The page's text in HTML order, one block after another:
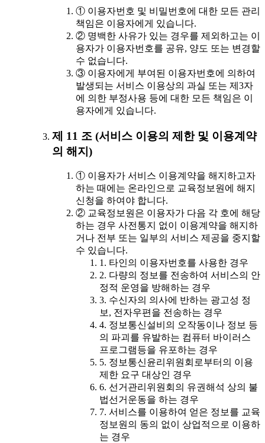
① 이용자번호 및 비밀번호에 대한 모든 관리
책임은 이용자에게 있습니다.
② 명백한 사유가 있는 경우를 제외하고는 이
용자가 이용자번호를 공유, 양도 또는 변경할
수 없습니다.
③ 이용자에게 부여된 이용자번호에 의하여
발생되는 서비스 이용상의 과실 또는 제3자
에 의한 부정사용 등에 대한 모든 책임은 이
용자에게 있습니다.
제 11 조 (서비스 이용의 제한 및 이용계약
의 해지)
① 이용자가 서비스 이용계약을 해지하고자
하는 때에는 온라인으로 교육정보원에 해지
신청을 하여야 합니다.
② 교육정보원은 이용자가 다음 각 호에 해당
하는 경우 사전통지 없이 이용계약을 해지하
거나 전부 또는 일부의 서비스 제공을 중지할
수 있습니다.
1. 타인의 이용자번호를 사용한 경우
2. 다량의 정보를 전송하여 서비스의 안
정적 운영을 방해하는 경우
3. 수신자의 의사에 반하는 광고성 정
보, 전자우편을 전송하는 경우
4. 정보통신설비의 오작동이나 정보 등
의 파괴를 유발하는 컴퓨터 바이러스
프로그램등을 유포하는 경우
5. 정보통신윤리위원회로부터의 이용
제한 요구 대상인 경우
6. 선거관리위원회의 유권해석 상의 불
법선거운동을 하는 경우
7. 서비스를 이용하여 얻은 정보를 교육
정보원의 동의 없이 상업적으로 이용하
는 경우